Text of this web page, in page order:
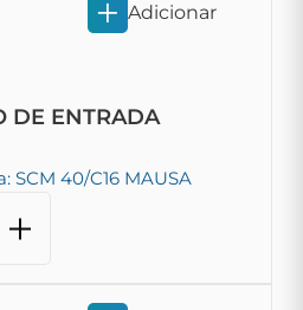
DE ENTRADA
SCM 40/C16 MAUSA
Adicionar